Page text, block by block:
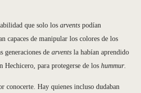
que solo los arvents podían
capaces de manipular los colores de los
generaciones de arvents la habían aprendido
Hechicero, para protegerse de los hummur.
conocerte. Hay quienes incluso dudaban